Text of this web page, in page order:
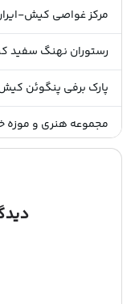
رستوران نهنگ سفید
پارک برفی پنگوئن
اسکله تفریحی کیش-